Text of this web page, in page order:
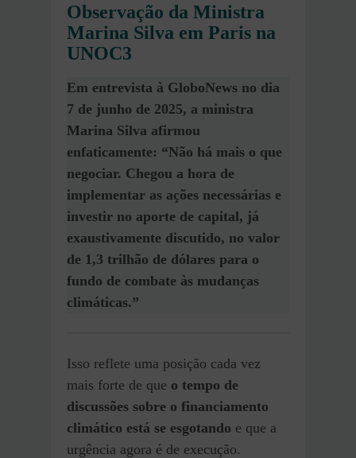
Observação da Ministra
Marina Silva em Paris na
UNOC3
Em entrevista à GloboNews no dia
7 de junho de 2025, a ministra
Marina Silva afirmou
enfaticamente: “Não há mais o que
negociar. Chegou a hora de
implementar as ações necessárias e
investir no aporte de capital, já
exaustivamente discutido, no valor
de 1,3 trilhão de dólares para o
fundo de combate às mudanças
climáticas.”
Isso reflete uma posição cada vez
mais forte de que o tempo de
discussões sobre o financiamento
climático está se esgotando e que a
urgência agora é de execução.